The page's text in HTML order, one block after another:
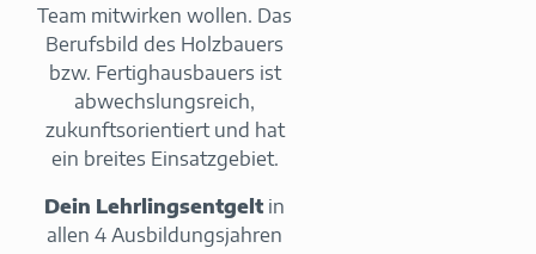
Team mitwirken wollen. Das
Berufsbild des Holzbauers
bzw. Fertighausbauers ist
abwechslungsreich,
zukunftsorientiert und hat
ein breites Einsatzgebiet.
Dein Lehrlingsentgelt in
allen 4 Ausbildungsjahren